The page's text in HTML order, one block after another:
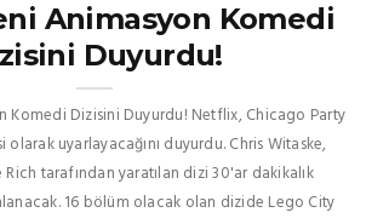
Animasyon Komedi
Duyurdu!
Komedi Dizisini Duyurdu! Netflix, Chicago Party
uyarlayacağını duyurdu. Chris Witaske,
tarafından yaratılan dizi 30'ar dakikalık
16 bölüm olacak olan dizide Lego City